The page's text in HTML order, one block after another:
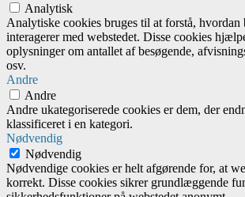
Analytisk
Analytiske cookies bruges til at forstå, hvordan
interagerer med webstedet. Disse cookies
oplysninger om antallet af besøgende,
osv.
Andre
Andre
Andre ukategoriserede cookies er dem, der
klassificeret i en kategori.
Nødvendig
Nødvendig
Nødvendige cookies er helt afgørende for, at
korrekt. Disse cookies sikrer grundlæggende